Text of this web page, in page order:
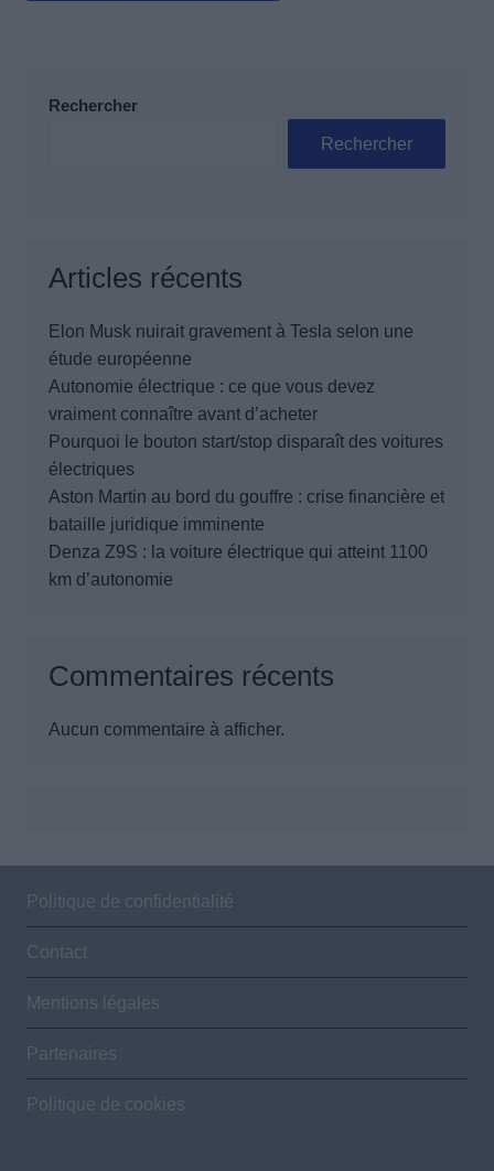
Rechercher
Rechercher
Articles récents
Elon Musk nuirait gravement à Tesla selon une
étude européenne
Autonomie électrique : ce que vous devez
vraiment connaître avant d’acheter
Pourquoi le bouton start/stop disparaît des voitures
électriques
Aston Martin au bord du gouffre : crise financière et
bataille juridique imminente
Denza Z9S : la voiture électrique qui atteint 1100
km d’autonomie
Commentaires récents
Aucun commentaire à afficher.
Politique de confidentialité
Contact
Mentions légales
Partenaires
Politique de cookies